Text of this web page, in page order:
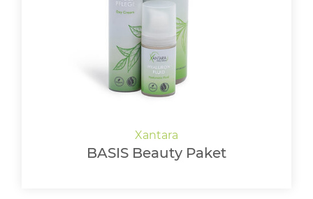
BASIS Beauty Paket